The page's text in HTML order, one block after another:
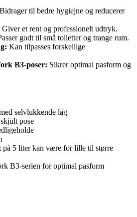
Bidrager til bedre hygiejne og reducerer
Giver et rent og professionelt udtryk.
godt til små toiletter og trange rum.
Kan tilpasses forskellige
B3-poser: Sikrer optimal pasform og
selvlukkende låg
pose
på 5 liter kan være for lille til større
B3-serien for optimal pasform